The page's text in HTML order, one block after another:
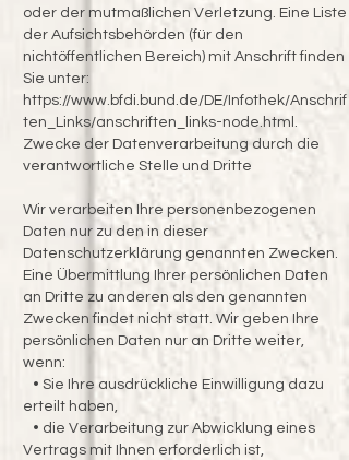
oder der mutmaßlichen Verletzung. Eine Liste
der Aufsichtsbehörden (für den
nichtöffentlichen Bereich) mit Anschrift finden
Sie unter:
https://www.bfdi.bund.de/DE/Infothek/Anschrif
ten_Links/anschriften_links-node.html.
Zwecke der Datenverarbeitung durch die
verantwortliche Stelle und Dritte
Wir verarbeiten Ihre personenbezogenen
Daten nur zu den in dieser
Datenschutzerklärung genannten Zwecken.
Eine Übermittlung Ihrer persönlichen Daten
an Dritte zu anderen als den genannten
Zwecken findet nicht statt. Wir geben Ihre
persönlichen Daten nur an Dritte weiter,
wenn:
• Sie Ihre ausdrückliche Einwilligung dazu
erteilt haben,
• die Verarbeitung zur Abwicklung eines
Vertrags mit Ihnen erforderlich ist,